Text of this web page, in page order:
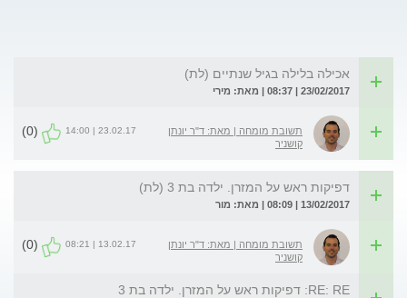
אכילה בלילה בגיל שנתיים (לת)
23/02/2017 | 08:37 | מאת: מירי
תשובת מומחה | מאת: ד"ר יונתן
קושניר
23.02.17 | 14:00
(0)
דפיקות ראש על המזרן. ילדה בת 3 (לת)
13/02/2017 | 08:09 | מאת: מור
תשובת מומחה | מאת: ד"ר יונתן
קושניר
13.02.17 | 08:21
(0)
RE: RE: דפיקות ראש על המזרן. ילדה בת 3